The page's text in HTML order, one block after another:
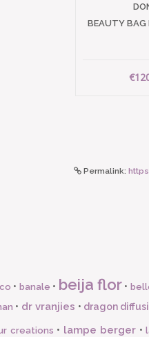
BEAUTY BAG
Permalink:
• banale • beija flor •
• dr vranjies • dragon
creations • lampe berger •